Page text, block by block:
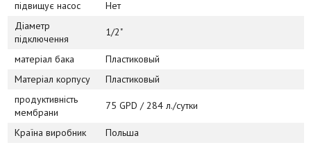
підвищує насос
Нет
Діаметр
підключення
1/2"
матеріал бака
Пластиковый
Матеріал корпусу
Пластиковый
продуктивність
мембрани
75 GPD / 284 л./сутки
Країна виробник
Польша